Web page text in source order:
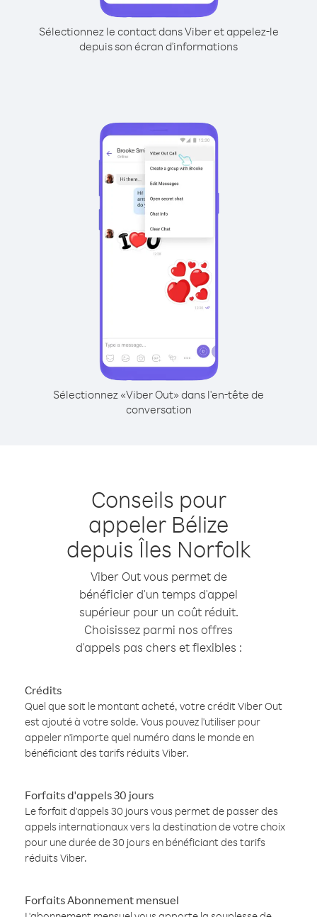
Sélectionnez le contact dans Viber et appelez-le
depuis son écran d'informations
Sélectionnez «Viber Out» dans l'en-tête de
conversation
Conseils pour
appeler Bélize
depuis Îles Norfolk
Viber Out vous permet de
bénéficier d'un temps d'appel
supérieur pour un coût réduit.
Choisissez parmi nos offres
d'appels pas chers et flexibles :
Crédits
Quel que soit le montant acheté, votre crédit Viber Out
est ajouté à votre solde. Vous pouvez l'utiliser pour
appeler n'importe quel numéro dans le monde en
bénéficiant des tarifs réduits Viber.
Forfaits d'appels 30 jours
Le forfait d'appels 30 jours vous permet de passer des
appels internationaux vers la destination de votre choix
pour une durée de 30 jours en bénéficiant des tarifs
réduits Viber.
Forfaits Abonnement mensuel